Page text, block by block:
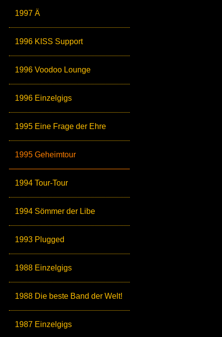
1997 Ä
1996 KISS Support
1996 Voodoo Lounge
1996 Einzelgigs
1995 Eine Frage der Ehre
1995 Geheimtour
1994 Tour-Tour
1994 Sömmer der Libe
1993 Plugged
1988 Einzelgigs
1988 Die beste Band der Welt!
1987 Einzelgigs